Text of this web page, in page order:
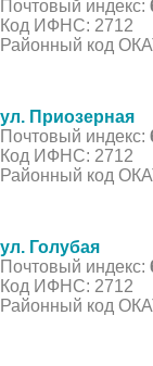
Почтовый индекс:
Код ИФНС: 2712
Районный код
ул. Приозерная
Почтовый индекс:
Код ИФНС: 2712
Районный код
ул. Голубая
Почтовый индекс:
Код ИФНС: 2712
Районный код